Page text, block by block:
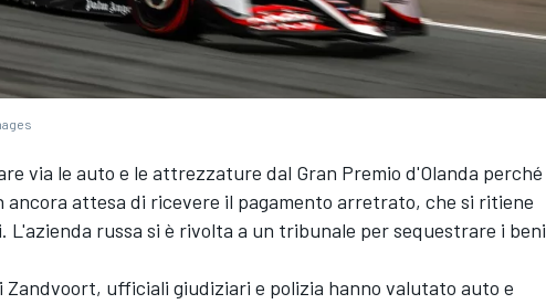
via le auto e le attrezzature dal Gran Premio d'Olanda perché
ancora attesa di ricevere il pagamento arretrato, che si ritiene
L'azienda russa si è rivolta a un tribunale per sequestrare i beni
Zandvoort, ufficiali giudiziari e polizia hanno valutato auto e